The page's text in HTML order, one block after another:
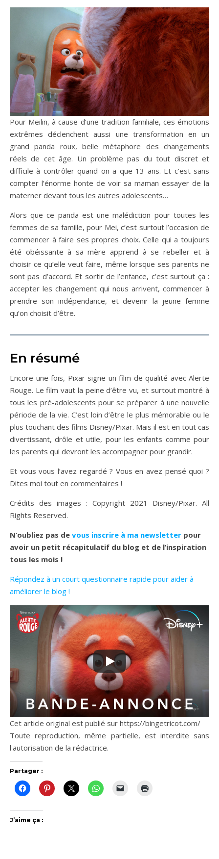
Pour Meilin, à cause d’une tradition familiale, ces émotions
extrêmes déclenchent aussi une transformation en un
grand panda roux, belle métaphore des changements
réels de cet âge. Un problème pas du tout discret et
difficile à contrôler quand on a que 13 ans. Et c’est sans
compter l’énorme honte de voir sa maman essayer de la
materner devant tous les autres adolescents…
Alors que ce panda est une malédiction pour toutes les
femmes de sa famille, pour Mei, c’est surtout l’occasion de
commencer à faire ses propres choix. Celle qui a toujours
été obéissante à sa mère apprend à se rebeller et à
choisir ce qu’elle veut faire, même lorsque ses parents ne
sont pas d’accord. Et sortir de l’enfance, c’est surtout ça :
accepter les changement qui nous arrivent, commencer à
prendre son indépendance, et devenir la jeune femme
qu’on choisit d’être.
En résumé
Encore une fois, Pixar signe un film de qualité avec Alerte
Rouge. Le film vaut la peine d’être vu, et surtout montré à
tous les pré-adolescents pour se préparer à une nouvelle
période de la vie. C’est loin d’être le plus mémorable ou le
plus touchant des films Disney/Pixar. Mais il est en tout cas
divertissant, drôle et utile, pour les enfants comme pour
les parents qui devront les accompagner pour grandir.
Et vous vous l’avez regardé ? Vous en avez pensé quoi ?
Dites moi tout en commentaires !
Crédits des images : Copyright 2021 Disney/Pixar. All
Rights Reserved.
N’oubliez pas de vous inscrire à ma newsletter pour
avoir un petit récapitulatif du blog et de l’inspiration
tous les mois !
Répondez à un court questionnaire rapide pour aider à
améliorer le blog !
Cet article original est publié sur https://bingetricot.com/
Toute reproduction, même partielle, est interdite sans
l'autorisation de la rédactrice.
Partager :
J’aime ça :